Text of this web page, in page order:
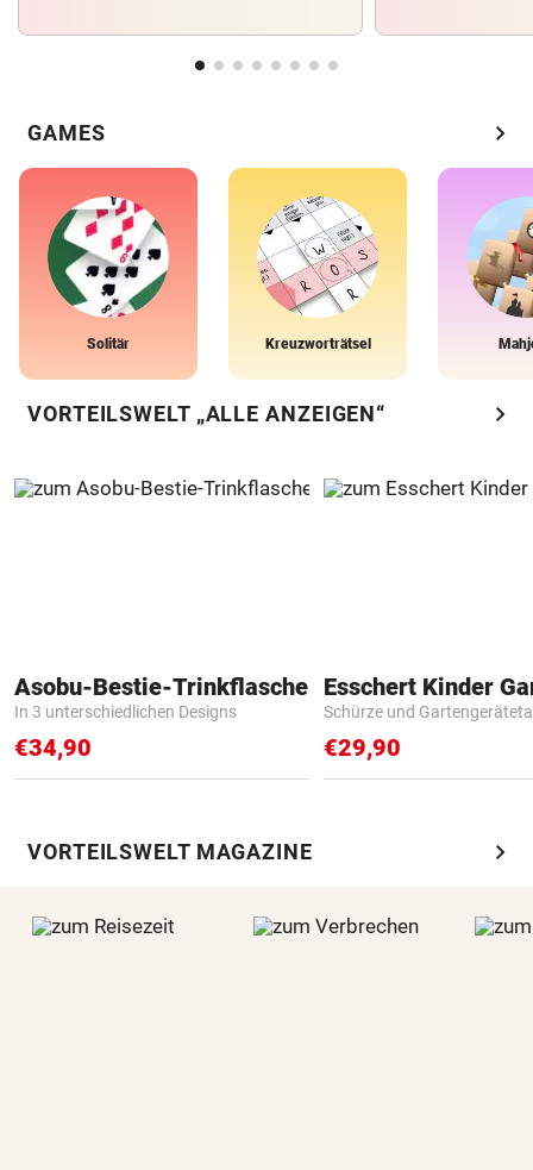
GAMES chevron_right
Solitär Kreuzworträtsel
VORTEILSWELT „ALLE ANZEIGEN“ chevron_right
Asobu-Bestie-Trinkflasche
In 3 unterschiedlichen Designs
€34,90
Schürze und
€29,90
VORTEILSWELT MAGAZINE chevron_right